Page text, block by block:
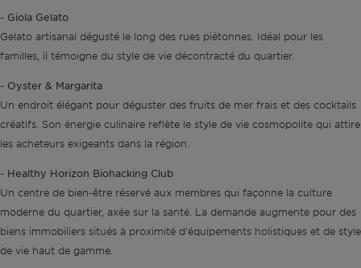
- Giola Gelato
Gelato artisanal dégusté le long des rues piétonnes. Idéal pour les
familles, il témoigne du style de vie décontracté du quartier.
- Oyster & Margarita
Un endroit élégant pour déguster des fruits de mer frais et des cocktails
créatifs. Son énergie culinaire reflète le style de vie cosmopolite qui attire
les acheteurs exigeants dans la région.
- Healthy Horizon Biohacking Club
Un centre de bien-être réservé aux membres qui façonne la culture
moderne du quartier, axée sur la santé. La demande augmente pour des
biens immobiliers situés à proximité d'équipements holistiques et de style
de vie haut de gamme.